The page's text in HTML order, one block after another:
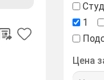
1
Цена